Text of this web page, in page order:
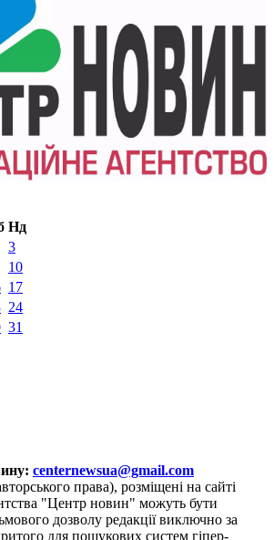
Нд
3
10
17
24
31
centernewsua@gmail.com
права), розміщені на сайті
"Центр новин" можуть бути
дозволу редакції виключно за
для пошукових систем гіпер-